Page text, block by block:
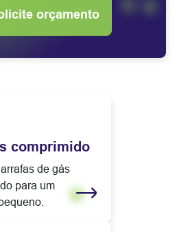
orçamento
comprimido
de gás
para um